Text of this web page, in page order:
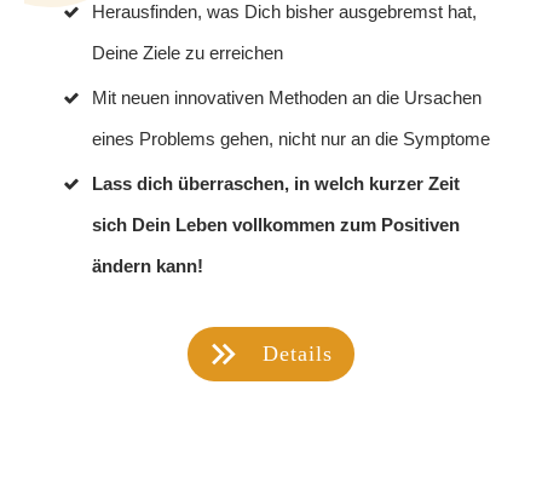
Herausfinden, was Dich bisher ausgebremst hat,
Deine Ziele zu erreichen
Mit neuen innovativen Methoden an die Ursachen
eines Problems gehen, nicht nur an die Symptome
Lass dich überraschen, in welch kurzer Zeit
sich Dein Leben vollkommen zum Positiven
ändern kann!
Details